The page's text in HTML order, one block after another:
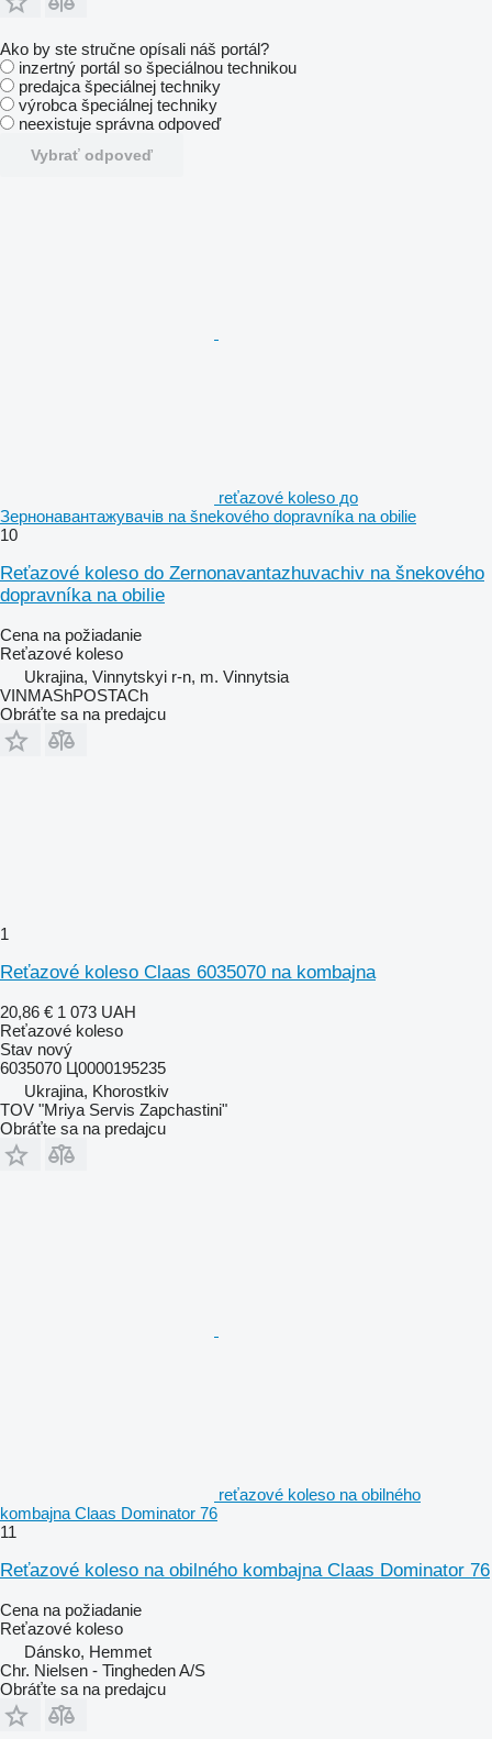
Ako by ste stručne opísali náš portál?
inzertný portál so špeciálnou technikou
predajca špeciálnej techniky
výrobca špeciálnej techniky
neexistuje správna odpoveď
Vybrať odpoveď
reťazové koleso до
Зернонавантажувачів na šnekového dopravníka na obilie
10
Reťazové koleso do Zernonavantazhuvachiv na šnekového
dopravníka na obilie
Cena na požiadanie
Reťazové koleso
Ukrajina, Vinnytskyi r-n, m. Vinnytsia
VINMAShPOSTACh
Obráťte sa na predajcu
1
Reťazové koleso Claas 6035070 na kombajna
20,86 € 1 073 UAH
Reťazové koleso
Stav nový
6035070 Ц0000195235
Ukrajina, Khorostkiv
TOV "Mriya Servis Zapchastini"
Obráťte sa na predajcu
reťazové koleso na obilného
kombajna Claas Dominator 76
11
Reťazové koleso na obilného kombajna Claas Dominator 76
Cena na požiadanie
Reťazové koleso
Dánsko, Hemmet
Chr. Nielsen - Tingheden A/S
Obráťte sa na predajcu